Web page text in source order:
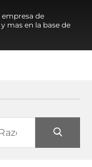
empresa de
mas en la base de